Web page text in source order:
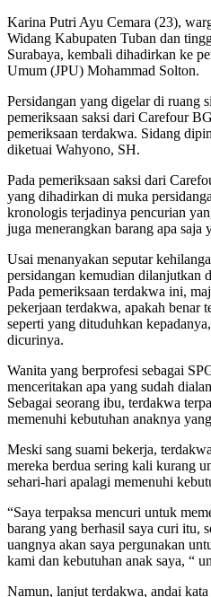
Karina Putri Ayu Cemara (23),
Widang Kabupaten Tuban dan
Surabaya, kembali dihadirkan ke
Umum (JPU) Mohammad Solton.
Persidangan yang digelar di ruang
pemeriksaan saksi dari Carefour
pemeriksaan terdakwa. Sidang
diketuai Wahyono, SH.
Pada pemeriksaan saksi dari
yang dihadirkan di muka
kronologis terjadinya pencurian
juga menerangkan barang apa saja
Usai menanyakan seputar
persidangan kemudian dilanjutkan
Pada pemeriksaan terdakwa ini,
pekerjaan terdakwa, apakah benar
seperti yang dituduhkan
dicurinya.
Wanita yang berprofesi sebagai
menceritakan apa yang sudah
Sebagai seorang ibu, terdakwa
memenuhi kebutuhan anaknya
Meski sang suami bekerja,
mereka berdua sering kali kurang
sehari-hari apalagi memenuhi
“Saya terpaksa mencuri untuk
barang yang berhasil saya curi itu,
uangnya akan saya pergunakan
kami dan kebutuhan anak saya, “
Namun, lanjut terdakwa, andai